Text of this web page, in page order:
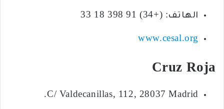
الهاتف: (+34) 91 398 18 33
www.cesal.org
Cruz Roja
C/ Valdecanillas, 112, 28037 Madrid.